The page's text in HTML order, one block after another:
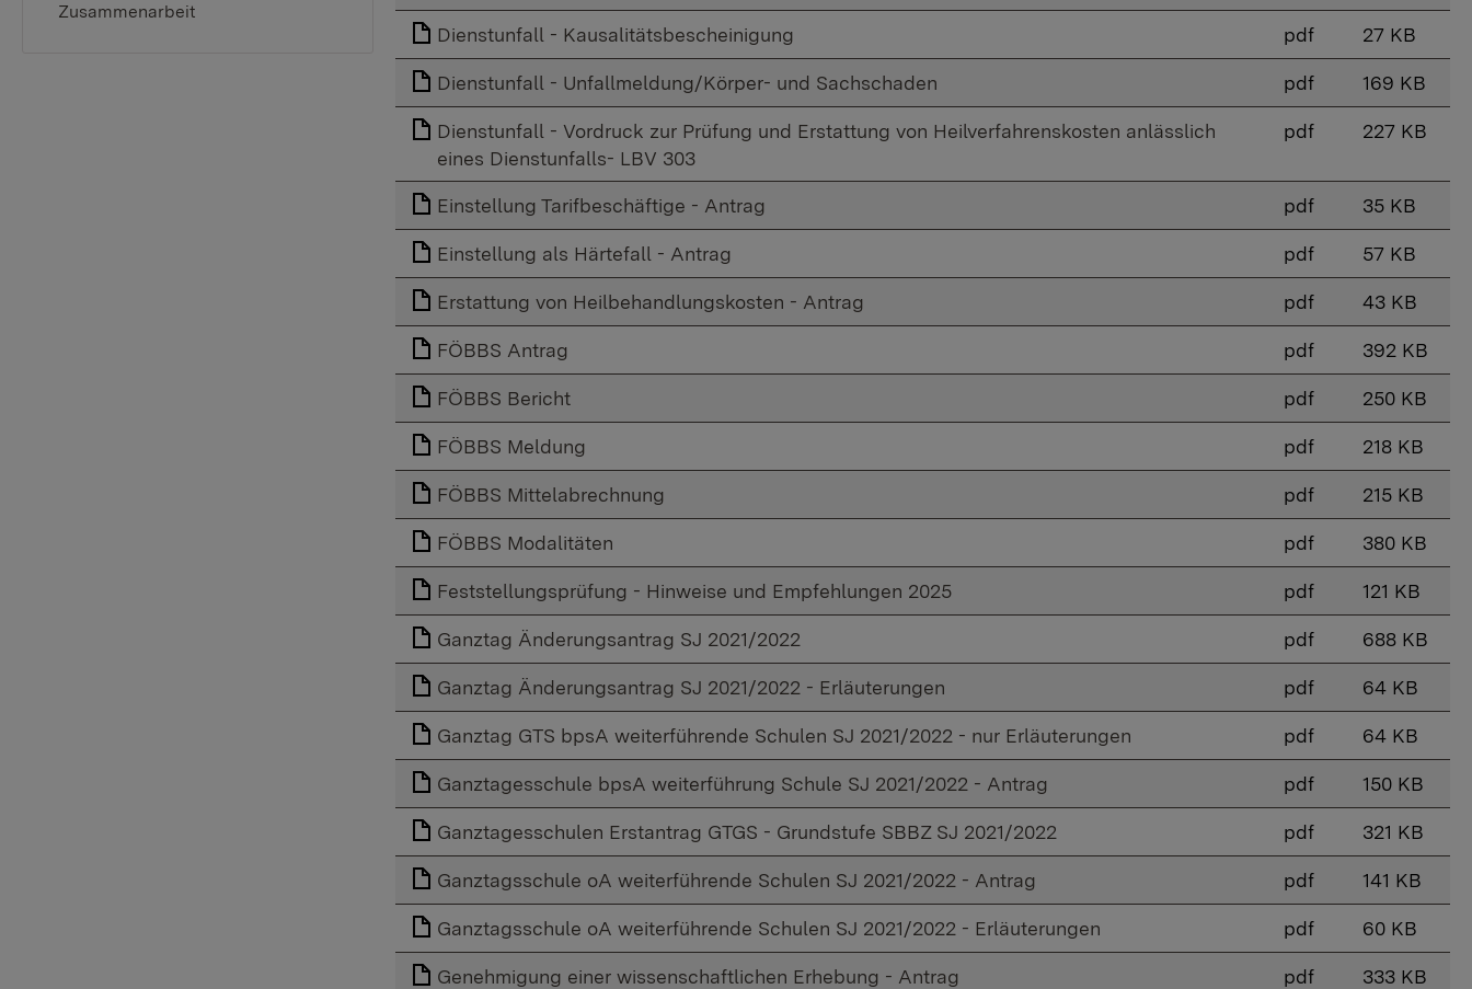
Zusammenarbeit
Dienstunfall - Kausalitätsbescheinigung pdf 27 KB
Dienstunfall - Unfallmeldung/Körper- und Sachschaden pdf 169 KB
Dienstunfall - Vordruck zur Prüfung und Erstattung von Heilverfahrenskosten anlässlich
eines Dienstunfalls- LBV 303
pdf 227 KB
Einstellung Tarifbeschäftige - Antrag pdf 35 KB
Einstellung als Härtefall - Antrag pdf 57 KB
Erstattung von Heilbehandlungskosten - Antrag pdf 43 KB
FÖBBS Antrag pdf 392 KB
FÖBBS Bericht pdf 250 KB
FÖBBS Meldung pdf 218 KB
FÖBBS Mittelabrechnung pdf 215 KB
FÖBBS Modalitäten pdf 380 KB
Feststellungsprüfung - Hinweise und Empfehlungen 2025 pdf 121 KB
Ganztag Änderungsantrag SJ 2021/2022 pdf 688 KB
Ganztag Änderungsantrag SJ 2021/2022 - Erläuterungen pdf 64 KB
Ganztag GTS bpsA weiterführende Schulen SJ 2021/2022 - nur Erläuterungen pdf 64 KB
Ganztagesschule bpsA weiterführung Schule SJ 2021/2022 - Antrag pdf 150 KB
Ganztagesschulen Erstantrag GTGS - Grundstufe SBBZ SJ 2021/2022 pdf 321 KB
Ganztagsschule oA weiterführende Schulen SJ 2021/2022 - Antrag pdf 141 KB
Ganztagsschule oA weiterführende Schulen SJ 2021/2022 - Erläuterungen pdf 60 KB
Genehmigung einer wissenschaftlichen Erhebung - Antrag pdf 333 KB